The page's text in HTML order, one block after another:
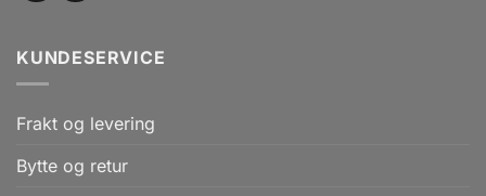
KUNDESERVICE
Frakt og levering
Bytte og retur